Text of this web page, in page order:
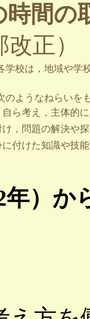
時間の
正）
校は，地域や学
ようなねらいを
ら考え，主体的
，問題の解決や
付けた知識や技
年）